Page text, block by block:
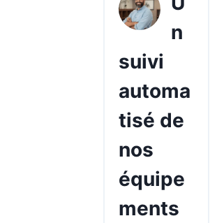
n
suivi
automa
tisé de
nos
équipe
ments